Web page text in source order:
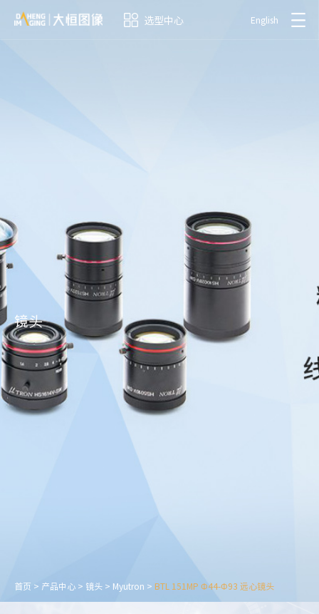
选型中心 English
镜头
首页 > 产品中心 > 镜头 > Myutron > BTL 151MP Φ44-Φ93 远心镜头